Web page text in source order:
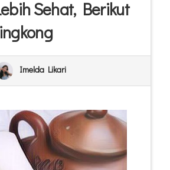
Sehat, Berikut
Imelda Likari